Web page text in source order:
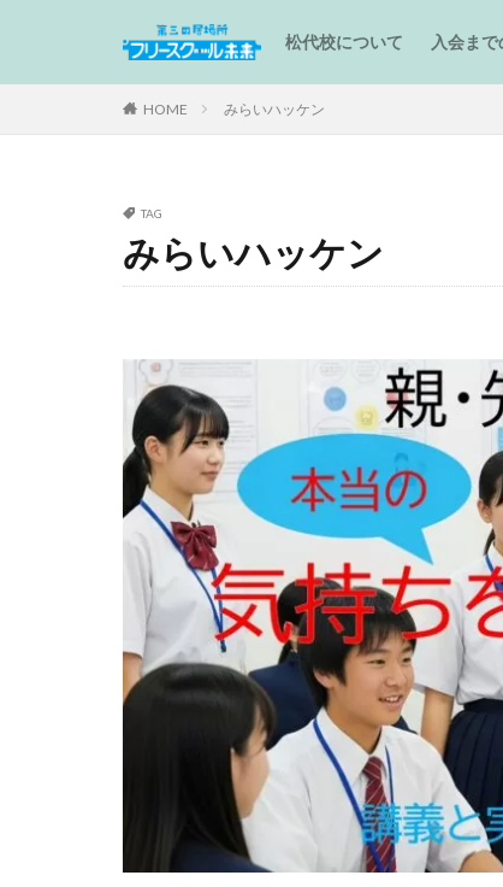
松代校について 入会ま
HOME みらいハッケン
TAG
みらいハッケン